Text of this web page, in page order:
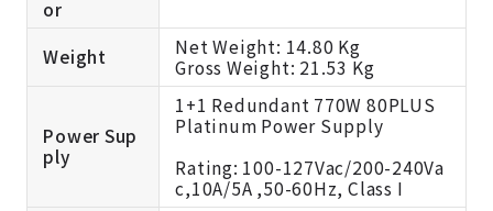
or
Weight
Net Weight: 14.80 Kg
Gross Weight: 21.53 Kg
Power Sup
ply
1+1 Redundant 770W 80PLUS
Platinum Power Supply
Rating: 100-127Vac/200-240Va
c,10A/5A ,50-60Hz, Class I